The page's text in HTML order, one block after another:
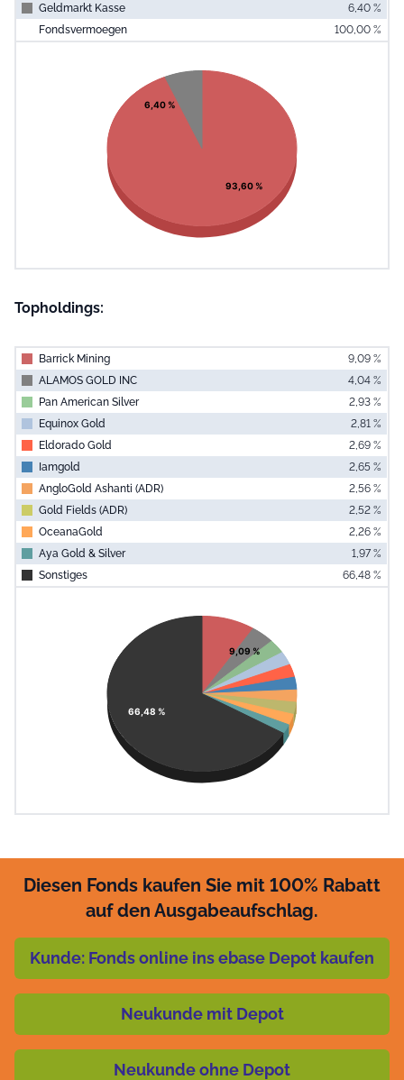
Geldmarkt Kasse
6,40 %
Fondsvermoegen
100,00 %
Pie chart with 2 slices.
View as data table, Chart
93,60 %
6,40 %
Topholdings:
Barrick Mining
9,09 %
ALAMOS GOLD INC
4,04 %
Pan American Silver
2,93 %
Equinox Gold
2,81 %
Eldorado Gold
2,69 %
Iamgold
2,65 %
AngloGold Ashanti (ADR)
2,56 %
Gold Fields (ADR)
2,52 %
OceanaGold
2,26 %
Aya Gold & Silver
1,97 %
Sonstiges
66,48 %
Pie chart with 11 slices.
View as data table, Chart
9,09 %
66,48 %
Diesen Fonds kaufen Sie mit 100% Rabatt
auf den Ausgabeaufschlag.
Kunde: Fonds online ins ebase Depot kaufen
Neukunde mit Depot
Neukunde ohne Depot